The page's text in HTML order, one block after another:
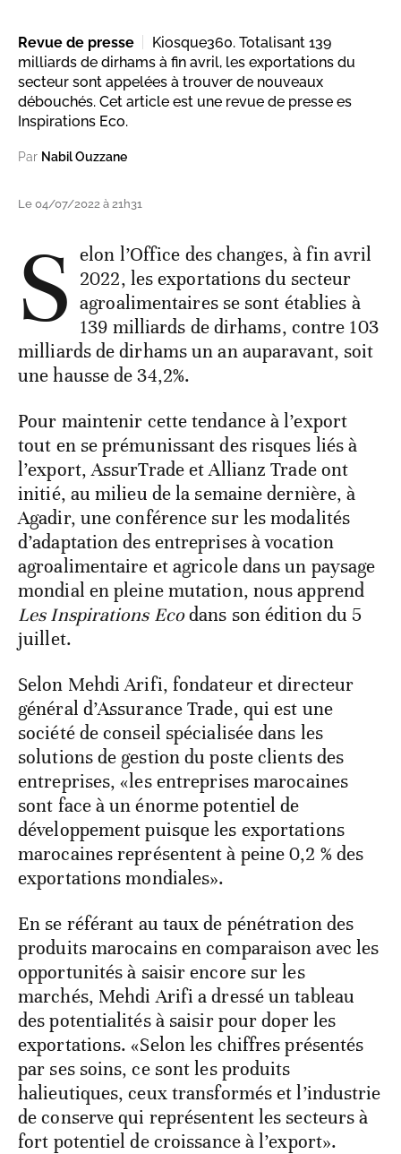
Revue de presse
Kiosque360. Totalisant 139
milliards de dirhams à fin avril, les exportations du
secteur sont appelées à trouver de nouveaux
débouchés. Cet article est une revue de presse es
Inspirations Eco.
Par Nabil Ouzzane
Le 04/07/2022 à 21h31
S elon l’Office des changes, à fin avril
2022, les exportations du secteur
agroalimentaires se sont établies à
139 milliards de dirhams, contre 103
milliards de dirhams un an auparavant, soit
une hausse de 34,2%.
Pour maintenir cette tendance à l’export
tout en se prémunissant des risques liés à
l’export, AssurTrade et Allianz Trade ont
initié, au milieu de la semaine dernière, à
Agadir, une conférence sur les modalités
d’adaptation des entreprises à vocation
agroalimentaire et agricole dans un paysage
mondial en pleine mutation, nous apprend
Les Inspirations Ecodans son édition du 5
juillet.
Selon Mehdi Arifi, fondateur et directeur
général d’Assurance Trade, qui est une
société de conseil spécialisée dans les
solutions de gestion du poste clients des
entreprises, «les entreprises marocaines
sont face à un énorme potentiel de
développement puisque les exportations
marocaines représentent à peine 0,2 % des
exportations mondiales».
En se référant au taux de pénétration des
produits marocains en comparaison avec les
opportunités à saisir encore sur les
marchés, Mehdi Arifi a dressé un tableau
des potentialités à saisir pour doper les
exportations. «Selon les chiffres présentés
par ses soins, ce sont les produits
halieutiques, ceux transformés et l’industrie
de conserve qui représentent les secteurs à
fort potentiel de croissance à l’export».